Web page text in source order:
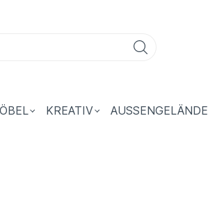
KREATIV AUSSENGELÄNDE